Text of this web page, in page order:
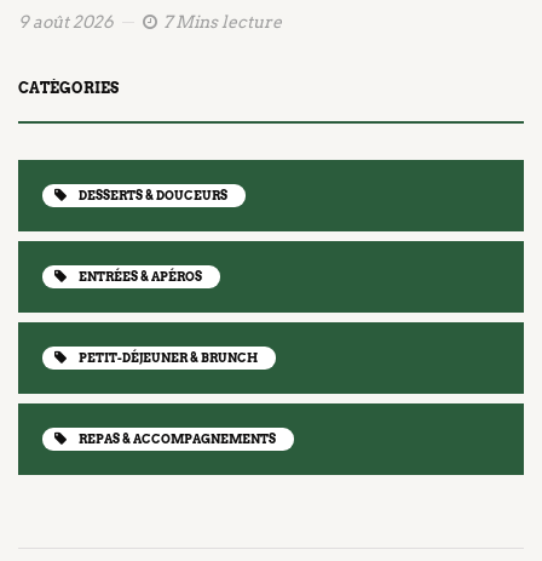
9 août 2026 7 Mins lecture
CATÉGORIES
DESSERTS & DOUCEURS
ENTRÉES & APÉROS
PETIT-DÉJEUNER & BRUNCH
REPAS & ACCOMPAGNEMENTS